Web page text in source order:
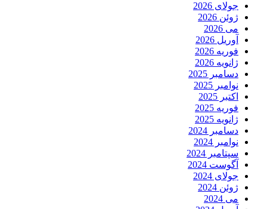
جولای 2026
ژوئن 2026
می 2026
آوریل 2026
فوریه 2026
ژانویه 2026
دسامبر 2025
نوامبر 2025
اکتبر 2025
فوریه 2025
ژانویه 2025
دسامبر 2024
نوامبر 2024
سپتامبر 2024
آگوست 2024
جولای 2024
ژوئن 2024
می 2024